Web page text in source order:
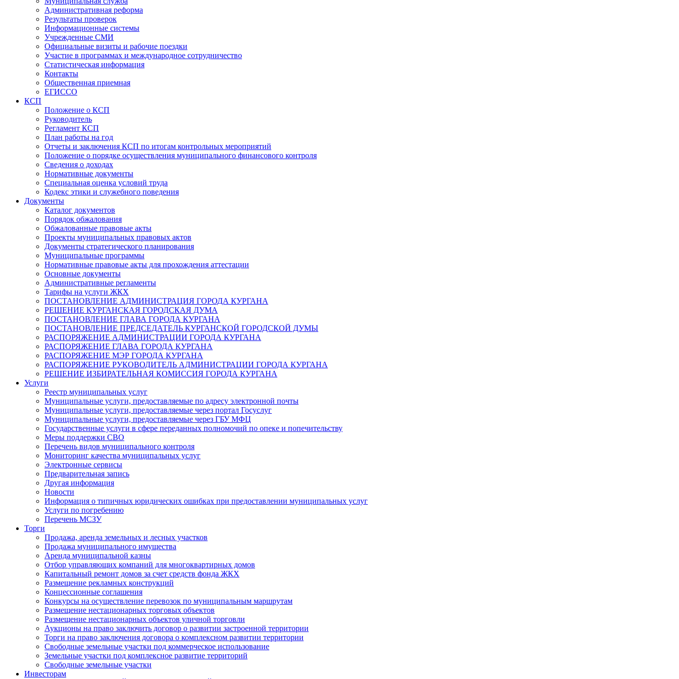
Административная реформа
Результаты проверок
Информационные системы
Учрежденные СМИ
Официальные визиты и рабочие поездки
Участие в программах и международное сотрудничество
Статистическая информация
Контакты
Общественная приемная
ЕГИССО
КСП
Положение о КСП
Руководитель
Регламент КСП
План работы на год
Отчеты и заключения КСП по итогам контрольных мероприятий
Положение о порядке осуществления муниципального финансового контроля
Сведения о доходах
Нормативные документы
Специальная оценка условий труда
Кодекс этики и служебного поведения
Документы
Каталог документов
Порядок обжалования
Обжалованные правовые акты
Проекты муниципальных правовых актов
Документы стратегического планирования
Муниципальные программы
Нормативные правовые акты для прохождения аттестации
Основные документы
Административные регламенты
Тарифы на услуги ЖКХ
ПОСТАНОВЛЕНИЕ АДМИНИСТРАЦИЯ ГОРОДА КУРГАНА
РЕШЕНИЕ КУРГАНСКАЯ ГОРОДСКАЯ ДУМА
ПОСТАНОВЛЕНИЕ ГЛАВА ГОРОДА КУРГАНА
ПОСТАНОВЛЕНИЕ ПРЕДСЕДАТЕЛЬ КУРГАНСКОЙ ГОРОДСКОЙ ДУМЫ
РАСПОРЯЖЕНИЕ АДМИНИСТРАЦИИ ГОРОДА КУРГАНА
РАСПОРЯЖЕНИЕ ГЛАВА ГОРОДА КУРГАНА
РАСПОРЯЖЕНИЕ МЭР ГОРОДА КУРГАНА
РАСПОРЯЖЕНИЕ РУКОВОДИТЕЛЬ АДМИНИСТРАЦИИ ГОРОДА КУРГАНА
РЕШЕНИЕ ИЗБИРАТЕЛЬНАЯ КОМИССИЯ ГОРОДА КУРГАНА
Услуги
Реестр муниципальных услуг
Муниципальные услуги, предоставляемые по адресу электронной почты
Муниципальные услуги, предоставляемые через портал Госуслуг
Муниципальные услуги, предоставляемые через ГБУ МФЦ
Государственные услуги в сфере переданных полномочий по опеке и попечительству
Меры поддержки СВО
Перечень видов муниципального контроля
Мониторинг качества муниципальных услуг
Электронные сервисы
Предварительная запись
Другая информация
Новости
Информация о типичных юридических ошибках при предоставлении муниципальных услуг
Услуги по погребению
Перечень МСЗУ
Торги
Продажа, аренда земельных и лесных участков
Продажа муниципального имущества
Аренда муниципальной казны
Отбор управляющих компаний для многоквартирных домов
Капитальный ремонт домов за счет средств фонда ЖКХ
Размещение рекламных конструкций
Концессионные соглашения
Конкурсы на осуществление перевозок по муниципальным маршрутам
Размещение нестационарных торговых объектов
Размещение нестационарных объектов уличной торговли
Аукционы на право заключить договор о развитии застроенной территории
Торги на право заключения договора о комплексном развитии территории
Свободные земельные участки под коммерческое использование
Земельные участки под комплексное развитие территорий
Свободные земельные участки
Инвесторам